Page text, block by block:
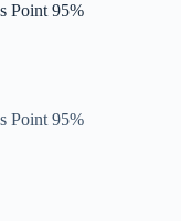
Point 95%
Point 95%